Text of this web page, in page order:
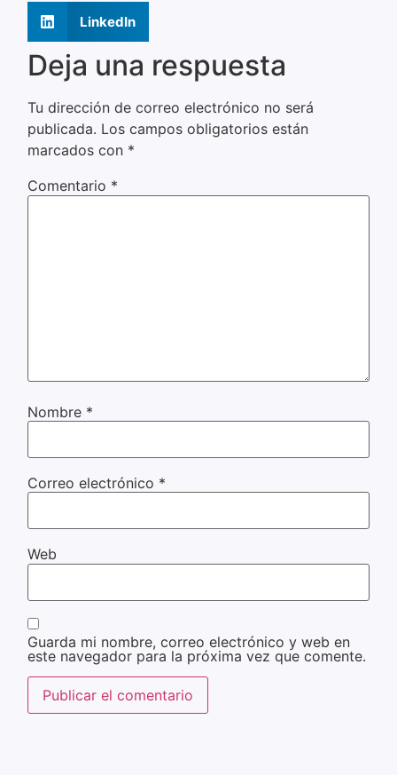
LinkedIn
Deja una respuesta
Tu dirección de correo electrónico no será
publicada. Los campos obligatorios están
marcados con *
Comentario *
Nombre *
Correo electrónico *
Web
Guarda mi nombre, correo electrónico y web en
este navegador para la próxima vez que comente.